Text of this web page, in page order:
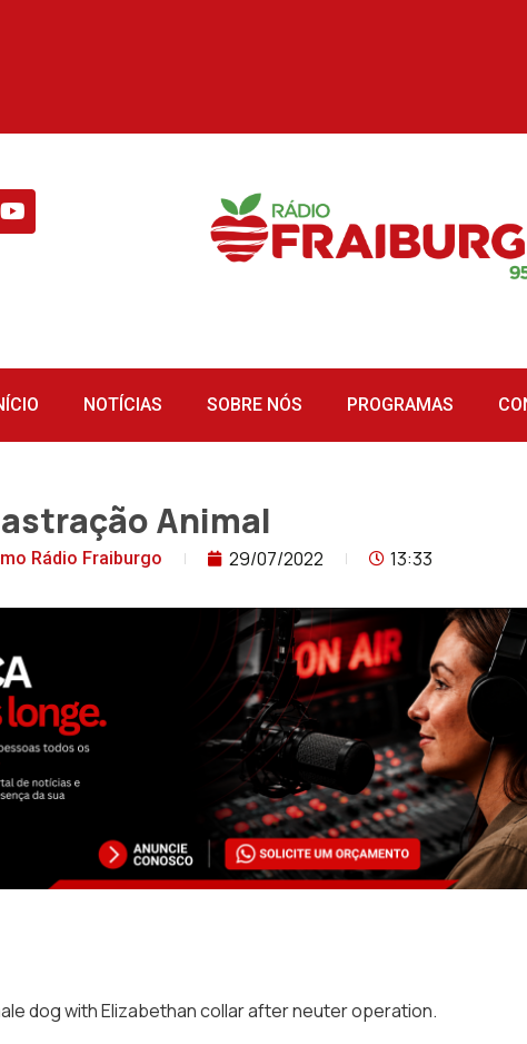
NOTÍCIAS SOBRE NÓS PROGRAMAS
Animal
Rádio Fraiburgo 29/07/2022 13:33
dog with Elizabethan collar after neuter operation.